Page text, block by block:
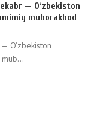
— O‘zbekiston
muborakbod
O‘zbekiston